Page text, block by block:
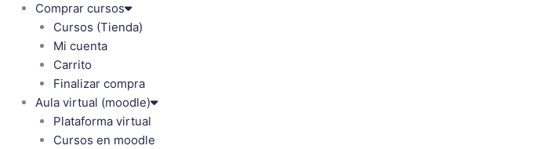
Comprar cursos
Cursos (Tienda)
Mi cuenta
Carrito
Finalizar compra
Aula virtual (moodle)
Plataforma virtual
Cursos en moodle